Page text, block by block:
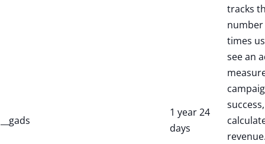
__gads
1 year 24
days
tracks
times
see an